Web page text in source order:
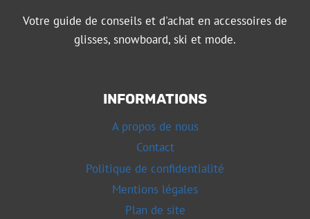
Votre guide de conseils et d'achat en accessoires de
glisses, snowboard, ski et mode.
INFORMATIONS
A propos de nous
Contact
Politique de confidentialité
Mentions légales
Plan de site